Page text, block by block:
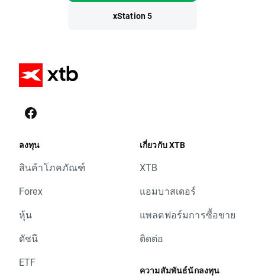
xStation 5
ลงทุน
สินค้าโภคภัณฑ์
Forex
หุ้น
ดัชนี
ETF
เกี่ยวกับ XTB
XTB
แอมบาสเดอร์
แพลตฟอร์มการซื้อขาย
ติดต่อ
ความสัมพันธ์นักลงทุน